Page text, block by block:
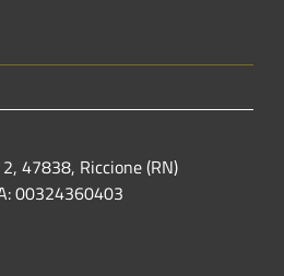
47838, Riccione (RN)
00324360403